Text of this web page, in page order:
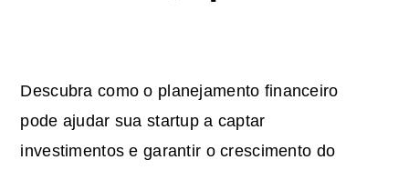
Descubra como o planejamento financeiro
pode ajudar sua startup a captar
investimentos e garantir o crescimento do